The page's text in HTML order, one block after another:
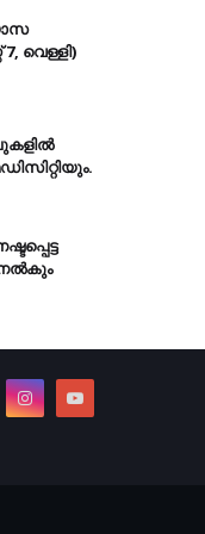
വെള്ളി)
നല്‍കും